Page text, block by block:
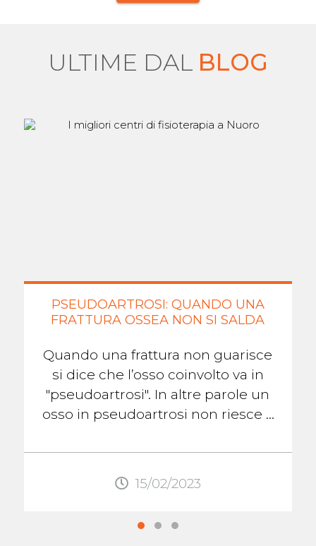
ULTIME DAL BLOG
PSEUDOARTROSI: QUANDO UNA
FRATTURA OSSEA NON SI SALDA
Quando una frattura non guarisce
si dice che l’osso coinvolto va in
"pseudoartrosi". In altre parole un
osso in pseudoartrosi non riesce a
...
15/02/2023